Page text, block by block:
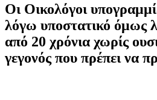
Οι Οικολόγοι
λόγω υποστατικό όμως
από 20 χρόνια χωρίς
γεγονός που πρέπει να